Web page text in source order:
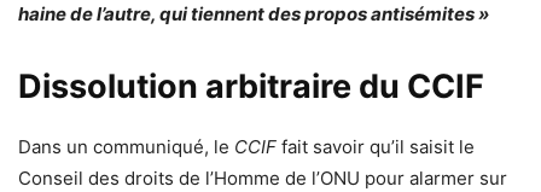
haine de l’autre, qui tiennent des propos antisémites »
Dissolution arbitraire du CCIF
Dans un communiqué, le CCIF fait savoir qu’il saisit le
Conseil des droits de l’Homme de l’ONU pour alarmer sur